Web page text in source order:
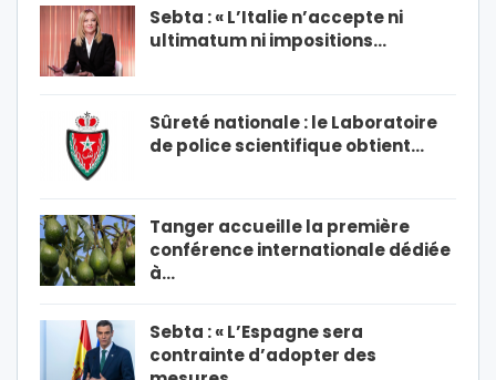
Sebta : « L’Italie n’accepte ni
ultimatum ni impositions…
Sûreté nationale : le Laboratoire
de police scientifique obtient…
Tanger accueille la première
conférence internationale dédiée
à…
Sebta : « L’Espagne sera
contrainte d’adopter des